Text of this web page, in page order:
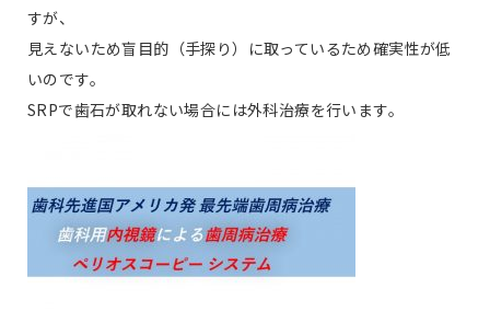
すが、
見えないため盲目的（手探り）に取っているため確実性が低
いのです。
SRPで歯石が取れない場合には外科治療を行います。